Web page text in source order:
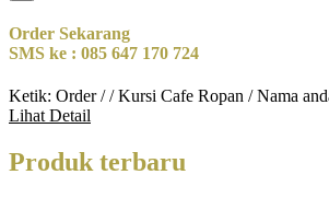
Order Sekarang
SMS ke : 085 647 170 724
Ketik: Order / / Kursi Cafe Ropan / Nama
Lihat Detail
Produk terbaru